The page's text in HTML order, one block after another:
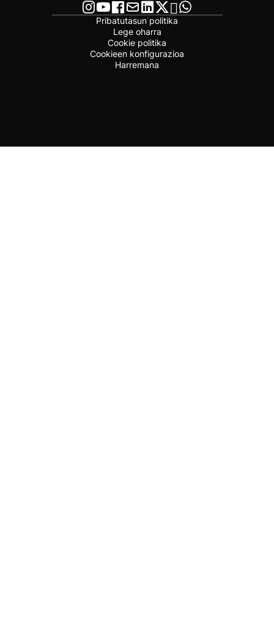
Pribatutasun politika
Lege oharra
Cookie politika
Cookieen konfigurazioa
Harremana